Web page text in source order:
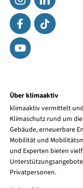
Über klimaaktiv
klimaaktiv vermittelt
Klimaschutz rund um
Gebäude, erneuerbare
Mobilität und
und Experten bieten
Privatpersonen.